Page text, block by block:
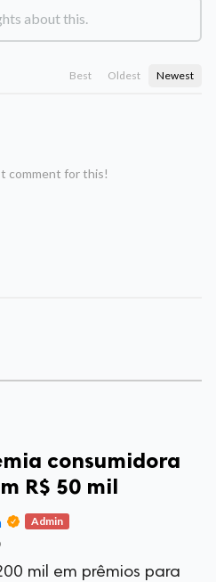
Best Oldest Newest
comment for this!
consumidora
R$ 50 mil
Admin
mil em prêmios para